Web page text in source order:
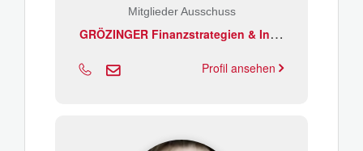
Mitglieder Ausschuss
G
RÖZINGER Finanzstrategien & Investments
Profil ansehen